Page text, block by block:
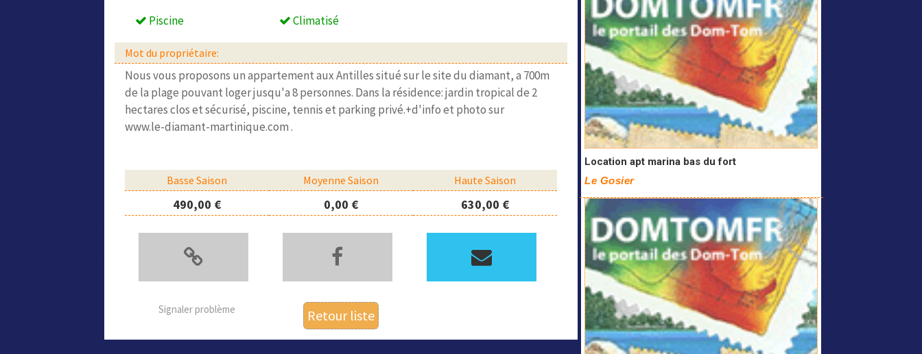
Piscine Climatisé
Mot du propriétaire:
Nous vous proposons un appartement aux Antilles situé sur le site du diamant, a 700m
de la plage pouvant loger jusqu'a 8 personnes. Dans la résidence: jardin tropical de 2
hectares clos et sécurisé, piscine, tennis et parking privé.+d'info et photo sur
www.le-diamant-martinique.com .
Basse Saison Moyenne Saison Haute Saison
490,00 € 0,00 € 630,00 €
Signaler problème Retour liste
Location apt marina bas du fort
Le Gosier